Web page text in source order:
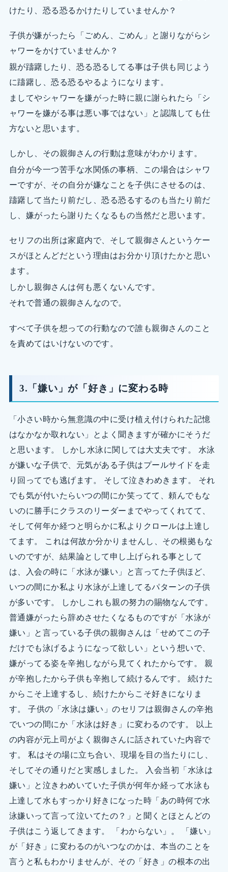
けたり、恐る恐るかけたりしていませんか？
子供が嫌がったら「ごめん、ごめん」と謝りながらシ
ャワーをかけていませんか？
親が躊躇したり、恐る恐るしてる事は子供も同じよう
に躊躇し、恐る恐るやるようになります。
ましてやシャワーを嫌がった時に親に謝られたら「シ
ャワーを嫌がる事は悪い事ではない」と認識しても仕
方ないと思います。
しかし、その親御さんの行動は意味がわかります。
自分が今一つ苦手な水関係の事柄、この場合はシャワ
ーですが、その自分が嫌なことを子供にさせるのは、
躊躇して当たり前だし、恐る恐るするのも当たり前だ
し、嫌がったら謝りたくなるもの当然だと思います。
セリフの出所は家庭内で、そして親御さんというケー
スがほとんどだという理由はお分かり頂けたかと思い
ます。
しかし親御さんは何も悪くないんです。
それで普通の親御さんなので。
すべて子供を想っての行動なので誰も親御さんのこと
を責めてはいけないのです。
3.「嫌い」が「好き」に変わる時
「小さい時から無意識の中に受け植え付けられた記憶
はなかなか取れない」とよく聞きますが確かにそうだ
と思います。 しかし水泳に関しては大丈夫です。 水泳
が嫌いな子供で、元気がある子供はプールサイドを走
り回ってでも逃げます。 そして泣きわめきます。 それ
でも気が付いたらいつの間にか笑ってて、頼んでもな
いのに勝手にクラスのリーダーまでやってくれてて、
そして何年か経つと明らかに私よりクロールは上達し
てます。 これは何故か分かりませんし、その根拠もな
いのですが、結果論として申し上げられる事として
は、入会の時に「水泳が嫌い」と言ってた子供ほど、
いつの間にか私より水泳が上達してるパターンの子供
が多いです。 しかしこれも親の努力の賜物なんです。
普通嫌がったら辞めさせたくなるものですが「水泳が
嫌い」と言っている子供の親御さんは「せめてこの子
だけでも泳げるようになって欲しい」という想いで、
嫌がってる姿を辛抱しながら見てくれたからです。 親
が辛抱したから子供も辛抱して続けるんです。 続けた
からこそ上達するし、続けたからこそ好きになりま
す。 子供の「水泳は嫌い」のセリフは親御さんの辛抱
でいつの間にか「水泳は好き」に変わるのです。 以上
の内容が元上司がよく親御さんに話されていた内容で
す。 私はその場に立ち合い、現場を目の当たりにし、
そしてその通りだと実感しました。 入会当初「水泳は
嫌い」と泣きわめいていた子供が何年か経って水泳も
上達して水もすっかり好きになった時「あの時何で水
泳嫌いって言って泣いてたの？」と聞くとほとんどの
子供はこう返してきます。 「わからない」。 「嫌い」
が「好き」に変わるのがいつなのかは、本当のことを
言うと私もわかりませんが、その「好き」の根本の出